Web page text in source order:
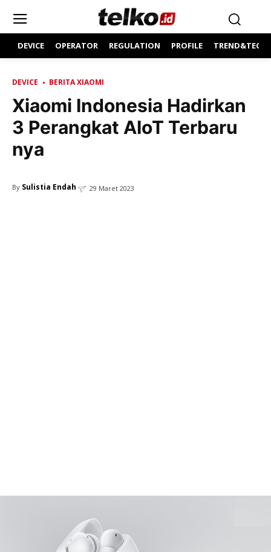
DEVICE OPERATOR REGULATION PROFILE
DEVICE BERITA XIAOMI
Xiaomi Indonesia Hadirkan
3 Perangkat AIoT Terbaru
nya
By Sulistia Endah 29 Maret 2023